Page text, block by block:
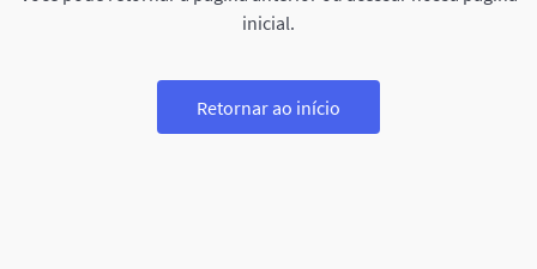
inicial.
Retornar ao início